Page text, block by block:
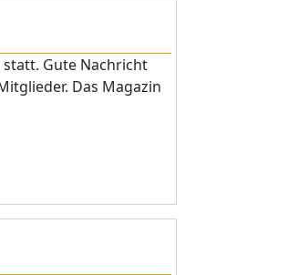
Gute Nachricht
Das Magazin